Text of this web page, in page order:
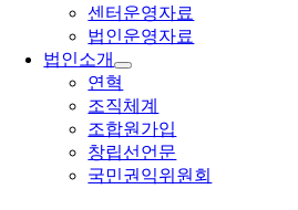
센터운영자료
법인운영자료
법인소개
연혁
조직체계
조합원가입
창립선언문
국민권익위원회